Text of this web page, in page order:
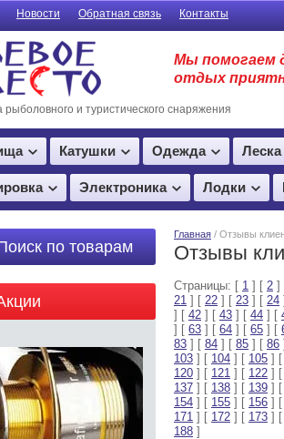
Новости Обратная связь Контакты
и туристического снаряжения
Мы помогаем
отдых
Катушки Одежда Леска
Электроника Лодки
по товарам
Главная / Отзывы
Отзывы
Страницы: [ 1 ] [ 2 ]
21 ] [ 22 ] [ 23 ] [ 24
] [ 42 ] [ 43 ] [ 44 ] [
] [ 63 ] [ 64 ] [ 65 ] [
83 ] [ 84 ] [ 85 ] [ 86
103 ] [ 104 ] [ 105 ] [
120 ] [ 121 ] [ 122 ] [
137 ] [ 138 ] [ 139 ] [
154 ] [ 155 ] [ 156 ] [
171 ] [ 172 ] [ 173 ] [
188 ]